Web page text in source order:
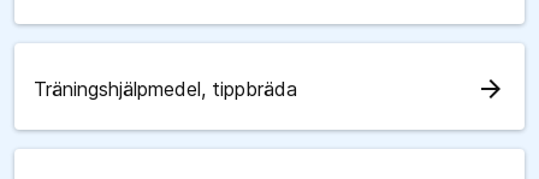
Träningshjälpmedel, tippbräda arrow_forward